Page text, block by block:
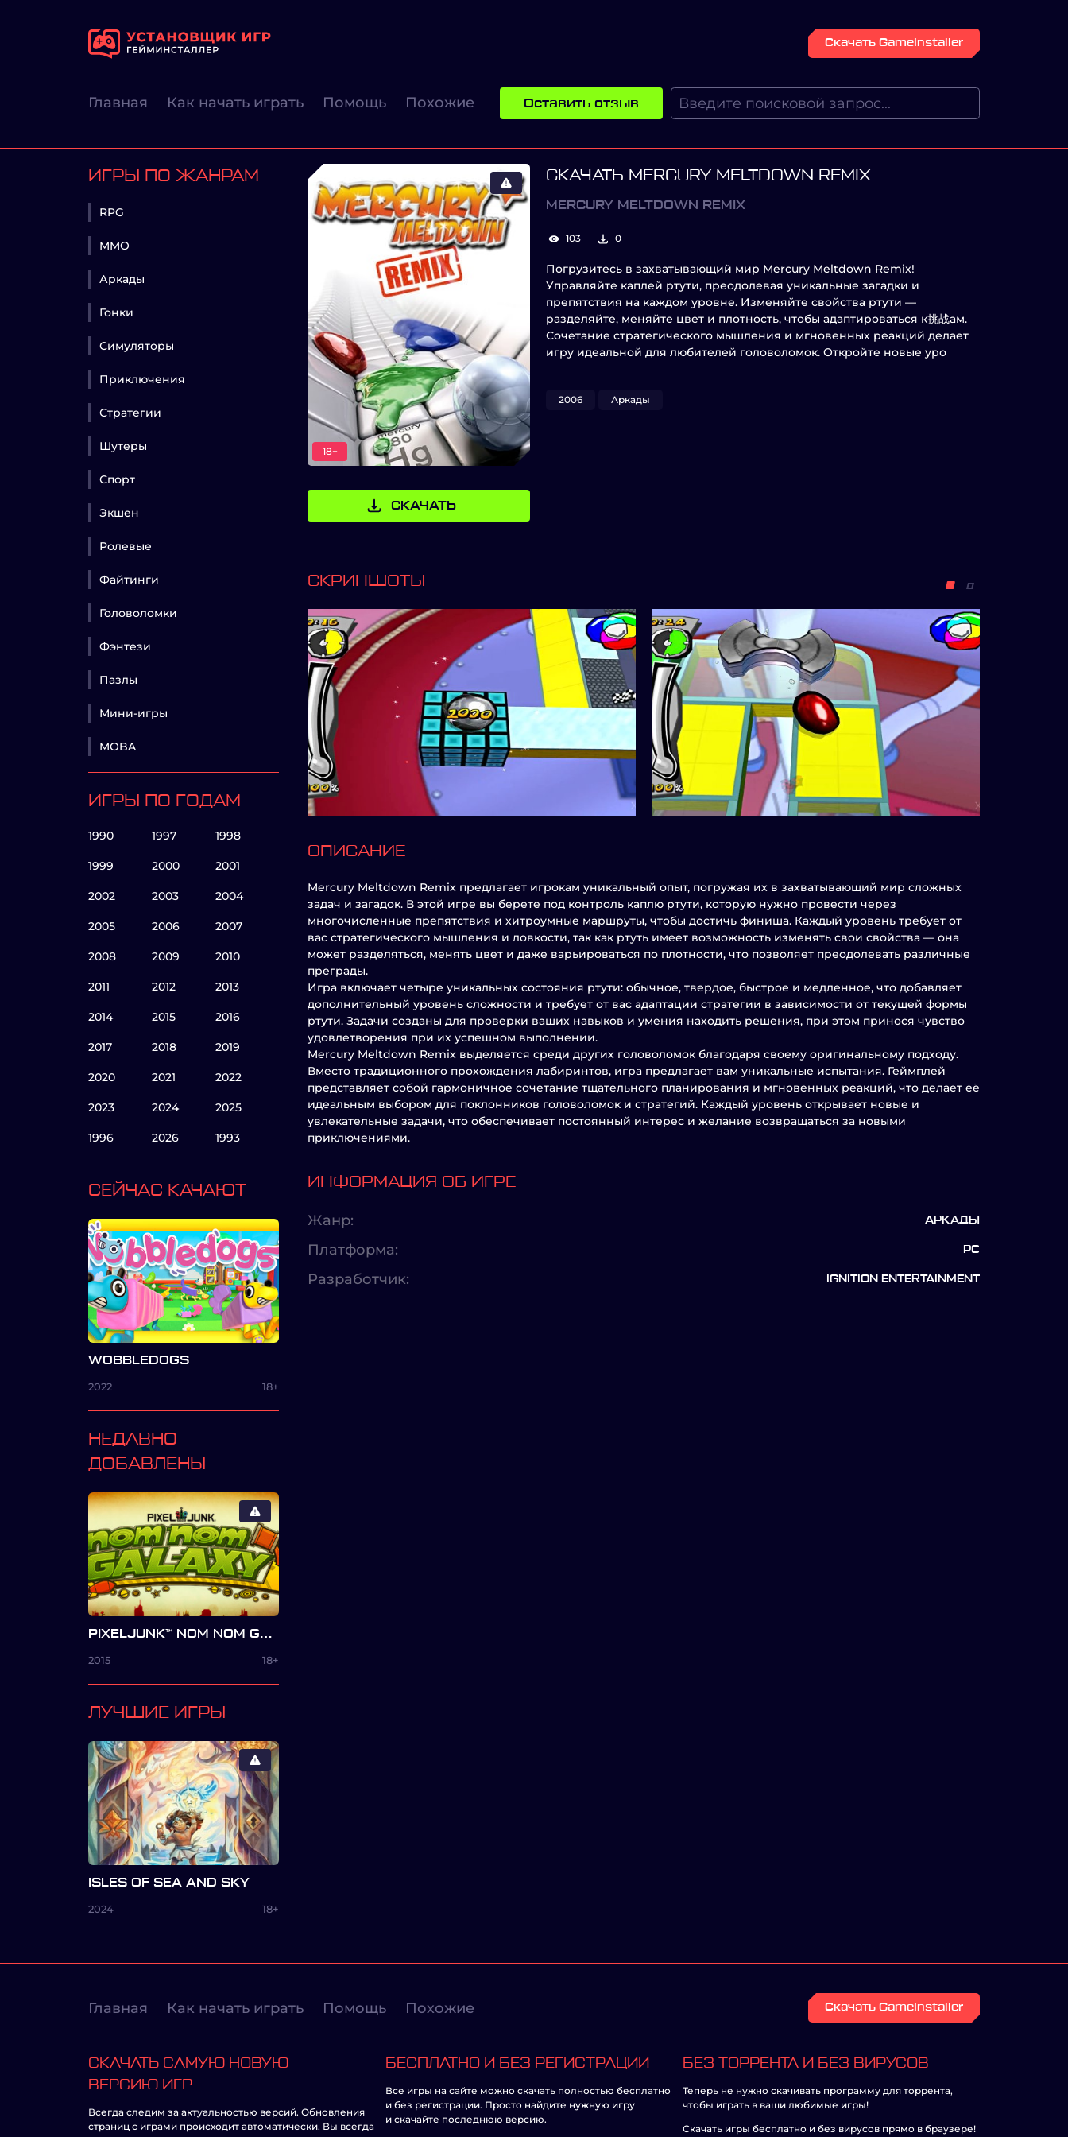
Скачать GameInstaller
Главная Как начать играть Помощь Похожие Оставить отзыв
ИГРЫ ПО ЖАНРАМ
RPG
MMO
Аркады
Гонки
Симуляторы
Приключения
Стратегии
Шутеры
Спорт
Экшен
Ролевые
Файтинги
Головоломки
Фэнтези
Пазлы
Мини-игры
MOBA
ИГРЫ ПО ГОДАМ
1990 1997 1998
1999 2000 2001
2002 2003 2004
2005 2006 2007
2008 2009 2010
2011 2012 2013
2014 2015 2016
2017 2018 2019
2020 2021 2022
2023 2024 2025
1996 2026 1993
СЕЙЧАС КАЧАЮТ
WOBBLEDOGS
2022 18+
НЕДАВНО
ДОБАВЛЕНЫ
PIXELJUNK™ NOM NOM GALAXY
2015 18+
ЛУЧШИЕ ИГРЫ
ISLES OF SEA AND SKY
2024 18+
18+
СКАЧАТЬ
СКАЧАТЬ MERCURY MELTDOWN REMIX
MERCURY MELTDOWN REMIX
103 0
Погрузитесь в захватывающий мир Mercury Meltdown Remix!
Управляйте каплей ртути, преодолевая уникальные загадки и
препятствия на каждом уровне. Изменяйте свойства ртути —
разделяйте, меняйте цвет и плотность, чтобы адаптироваться к挑战ам.
Сочетание стратегического мышления и мгновенных реакций делает
игру идеальной для любителей головоломок. Откройте новые уро
2006 Аркады
СКРИНШОТЫ
ОПИСАНИЕ
Mercury Meltdown Remix предлагает игрокам уникальный опыт, погружая их в захватывающий мир сложных
задач и загадок. В этой игре вы берете под контроль каплю ртути, которую нужно провести через
многочисленные препятствия и хитроумные маршруты, чтобы достичь финиша. Каждый уровень требует от
вас стратегического мышления и ловкости, так как ртуть имеет возможность изменять свои свойства — она
может разделяться, менять цвет и даже варьироваться по плотности, что позволяет преодолевать различные
преграды.
Игра включает четыре уникальных состояния ртути: обычное, твердое, быстрое и медленное, что добавляет
дополнительный уровень сложности и требует от вас адаптации стратегии в зависимости от текущей формы
ртути. Задачи созданы для проверки ваших навыков и умения находить решения, при этом принося чувство
удовлетворения при их успешном выполнении.
Mercury Meltdown Remix выделяется среди других головоломок благодаря своему оригинальному подходу.
Вместо традиционного прохождения лабиринтов, игра предлагает вам уникальные испытания. Геймплей
представляет собой гармоничное сочетание тщательного планирования и мгновенных реакций, что делает её
идеальным выбором для поклонников головоломок и стратегий. Каждый уровень открывает новые и
увлекательные задачи, что обеспечивает постоянный интерес и желание возвращаться за новыми
приключениями.
ИНФОРМАЦИЯ ОБ ИГРЕ
Жанр: АРКАДЫ
Платформа: PC
Разработчик: IGNITION ENTERTAINMENT
Главная Как начать играть Помощь Похожие Скачать GameInstaller
СКАЧАТЬ САМУЮ НОВУЮ
ВЕРСИЮ ИГР
Всегда следим за актуальностью версий. Обновления
страниц с играми происходит автоматически. Вы всегда
БЕСПЛАТНО И БЕЗ РЕГИСТРАЦИИ
Все игры на сайте можно скачать полностью бесплатно
и без регистрации. Просто найдите нужную игру
и скачайте последнюю версию.
БЕЗ ТОРРЕНТА И БЕЗ ВИРУСОВ
Теперь не нужно скачивать программу для торрента,
чтобы играть в ваши любимые игры!
Скачать игры бесплатно и без вирусов прямо в браузере!